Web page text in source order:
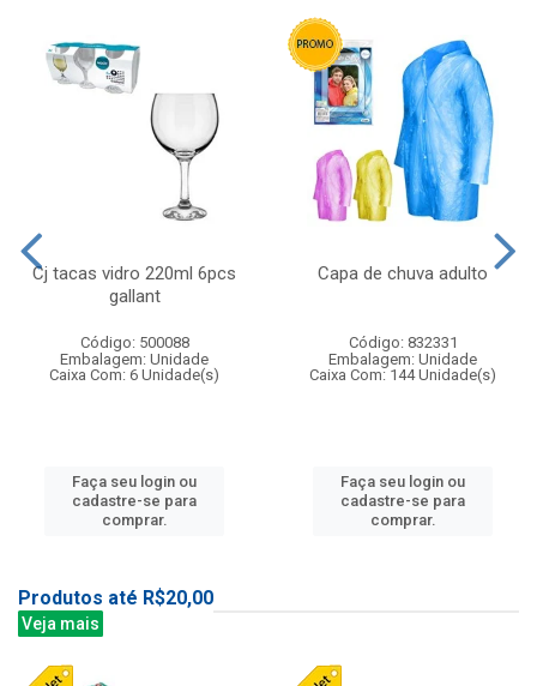
Cj tacas vidro 220ml 6pcs
gallant
Código: 500088
Embalagem: Unidade
Caixa Com: 6 Unidade(s)
Faça seu login ou
cadastre-se para
comprar.
Capa de chuva adulto
Código: 832331
Embalagem: Unidade
Caixa Com: 144 Unidade(s)
Faça seu login ou
cadastre-se para
comprar.
Produtos até R$20,00
Veja mais